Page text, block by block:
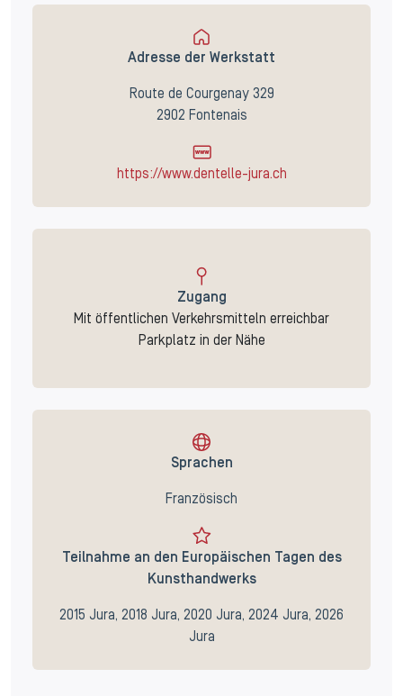
Adresse der Werkstatt
Route de Courgenay 329
2902 Fontenais
https://www.dentelle-jura.ch
Zugang
Mit öffentlichen Verkehrsmitteln erreichbar
Parkplatz in der Nähe
Sprachen
Französisch
Teilnahme an den Europäischen Tagen des
Kunsthandwerks
2015 Jura, 2018 Jura, 2020 Jura, 2024 Jura, 2026
Jura